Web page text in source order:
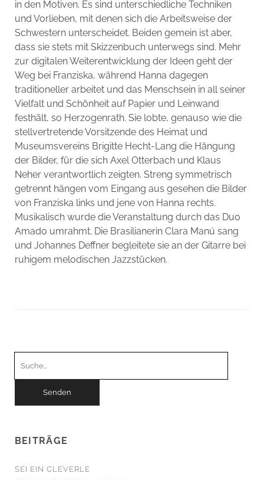
in den Motiven. Es sind unterschiedliche Techniken
und Vorlieben, mit denen sich die Arbeitsweise der
Schwestern unterscheidet. Beiden gemein ist aber,
dass sie stets mit Skizzenbuch unterwegs sind. Mehr
zur digitalen Weiterentwicklung der Ideen geht der
Weg bei Franziska, während Hanna dagegen
traditioneller arbeitet und das Menschsein in all seiner
Vielfalt und Schönheit auf Papier und Leinwand
festhält, so Herzogenrath. Sie lobte, genauso wie die
stellvertretende Vorsitzende des Heimat und
Museumsvereins Brigitte Hecht-Lang die Hängung
der Bilder, für die sich Axel Otterbach und Klaus
Neher verantwortlich zeigten. Streng symmetrisch
getrennt hängen vom Eingang aus gesehen die Bilder
von Franziska links und jene von Hanna rechts.
Musikalisch wurde die Veranstaltung durch das Duo
Amado umrahmt. Die Brasilianerin Clara Manú sang
und Johannes Deffner begleitete sie an der Gitarre bei
ruhigem melodischen Jazzstücken.
BEITRÄGE
SEI EIN CLEVERLE